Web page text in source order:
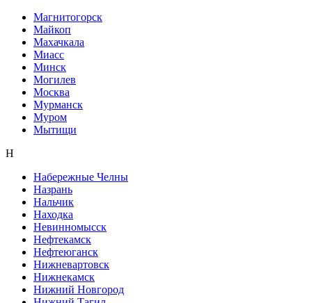
Магнитогорск
Майкоп
Махачкала
Миасс
Минск
Могилев
Москва
Мурманск
Муром
Мытищи
Н
Набережные Челны
Назрань
Нальчик
Находка
Невинномысск
Нефтекамск
Нефтеюганск
Нижневартовск
Нижнекамск
Нижний Новгород